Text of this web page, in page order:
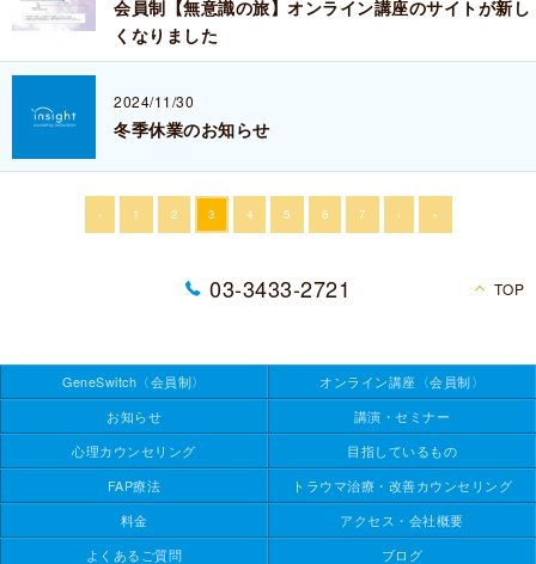
会員制【無意識の旅】オンライン講座のサイトが新し
くなりました
2024/11/30
冬季休業のお知らせ
‹ 1 2 3 4 5 6 7 › »
03-3433-2721 TOP
GeneSwitch 〈会員制〉 オンライン講座 〈会員制〉
お知らせ
講演・セミナー
心理カウンセリング
目指しているもの
FAP療法
トラウマ治療・改善カウンセリング
料金
アクセス・会社概要
よくあるご質問
ブログ